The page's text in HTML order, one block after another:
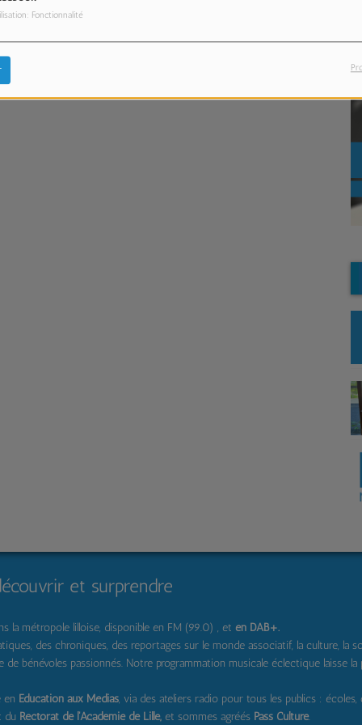
Fonctionnalité
et surprendre
la métropole lilloise, disponible en FM (99.0) , et en DAB+.
des chroniques, des reportages sur le monde associatif, la culture, la
bénévoles passionnés. Notre programmation musicale éclectique laisse
en Education aux Médias, via des ateliers radio pour tous les publics :
du Rectorat de l'Académie de Lille, et sommes agréés Pass Culture.